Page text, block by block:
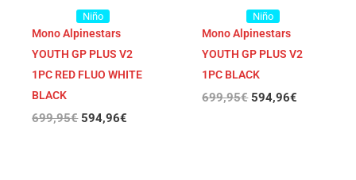
Niño
Mono Alpinestars
YOUTH GP PLUS V2
1PC RED FLUO WHITE
BLACK
699,95€ 594,96€
Niño
Mono Alpinestars
YOUTH GP PLUS V2
1PC BLACK
699,95€ 594,96€